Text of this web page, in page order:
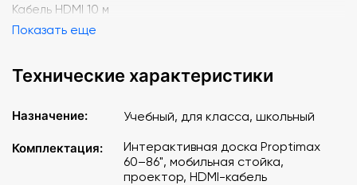
Кабель HDMI 10 м
Показать еще
Технические характеристики
Назначение: Учебный, для класса, школьный
Комплектация:
Интерактивная доска Proptimax
60–86", мобильная стойка,
проектор, HDMI-кабель